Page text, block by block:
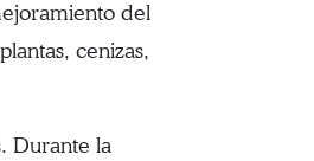
del
cenizas,
Durante la